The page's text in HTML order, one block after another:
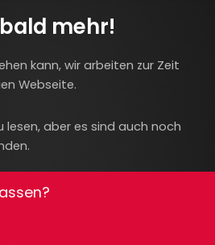
mehr!
kann, wir arbeiten zur Zeit
Webseite.
lesen, aber es sind auch noch